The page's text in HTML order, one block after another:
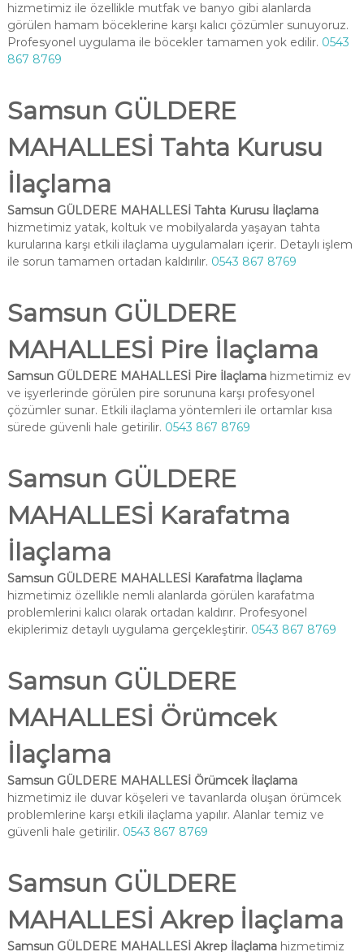
hizmetimiz ile özellikle mutfak ve banyo gibi alanlarda
görülen hamam böceklerine karşı kalıcı çözümler sunuyoruz.
Profesyonel uygulama ile böcekler tamamen yok edilir. 0543
867 8769
Samsun GÜLDERE
MAHALLESİ Tahta Kurusu
İlaçlama
Samsun GÜLDERE MAHALLESİ Tahta Kurusu İlaçlama
hizmetimiz yatak, koltuk ve mobilyalarda yaşayan tahta
kurularına karşı etkili ilaçlama uygulamaları içerir. Detaylı işlem
ile sorun tamamen ortadan kaldırılır. 0543 867 8769
Samsun GÜLDERE
MAHALLESİ Pire İlaçlama
Samsun GÜLDERE MAHALLESİ Pire İlaçlamahizmetimiz ev
ve işyerlerinde görülen pire sorununa karşı profesyonel
çözümler sunar. Etkili ilaçlama yöntemleri ile ortamlar kısa
sürede güvenli hale getirilir. 0543 867 8769
Samsun GÜLDERE
MAHALLESİ Karafatma
İlaçlama
Samsun GÜLDERE MAHALLESİ Karafatma İlaçlama
hizmetimiz özellikle nemli alanlarda görülen karafatma
problemlerini kalıcı olarak ortadan kaldırır. Profesyonel
ekiplerimiz detaylı uygulama gerçekleştirir. 0543 867 8769
Samsun GÜLDERE
MAHALLESİ Örümcek
İlaçlama
Samsun GÜLDERE MAHALLESİ Örümcek İlaçlama
hizmetimiz ile duvar köşeleri ve tavanlarda oluşan örümcek
problemlerine karşı etkili ilaçlama yapılır. Alanlar temiz ve
güvenli hale getirilir. 0543 867 8769
Samsun GÜLDERE
MAHALLESİ Akrep İlaçlama
Samsun GÜLDERE MAHALLESİ Akrep İlaçlamahizmetimiz